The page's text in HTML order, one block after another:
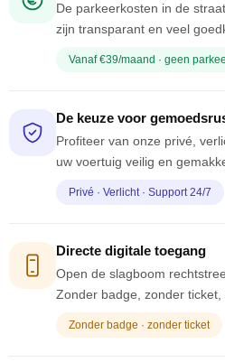
De parkeerkosten in de
zijn transparant en veel
Vanaf €39/maand · geen
De keuze voor
Profiteer van onze privé,
uw voertuig veilig en
Privé · Verlicht · Support 24/7
Directe digitale toegang
Open de slagboom
Zonder badge, zonder ticket,
Zonder badge · zonder ticket